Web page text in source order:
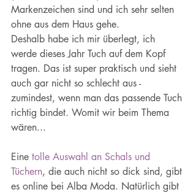
Markenzeichen sind und ich sehr selten
ohne aus dem Haus gehe.
Deshalb habe ich mir überlegt, ich
werde dieses Jahr Tuch auf dem Kopf
tragen. Das ist super praktisch und sieht
auch gar nicht so schlecht aus -
zumindest, wenn man das passende Tuch
richtig bindet. Womit wir beim Thema
wären...
Eine tolle Auswahl an Schals und
Tüchern, die auch nicht so dick sind, gibt
es online bei Alba Moda. Natürlich gibt